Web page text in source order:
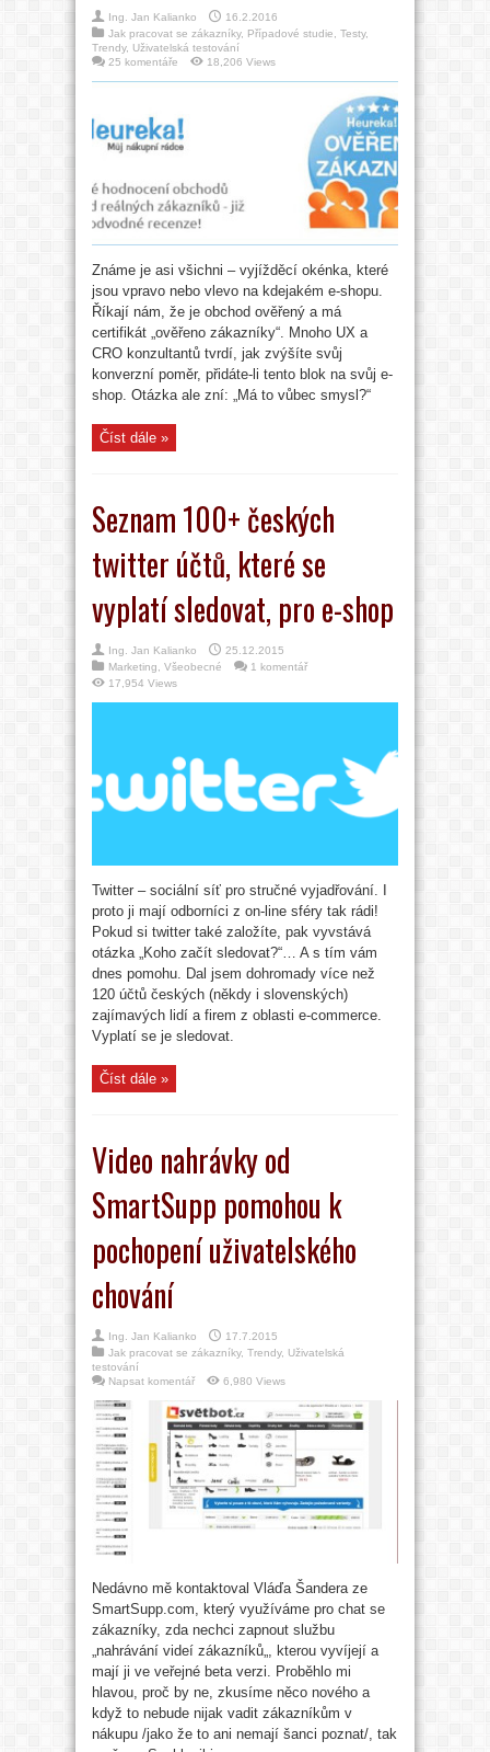
Ing. Jan Kalianko
16.2.2016
Jak pracovat se zákazníky, Případové studie, Testy,
Trendy, Uživatelská testování
25 komentáře
18,206 Views
Známe je asi všichni – vyjížděcí okénka, které
jsou vpravo nebo vlevo na kdejakém e-shopu.
Říkají nám, že je obchod ověřený a má
certifikát „ověřeno zákazníky“. Mnoho UX a
CRO konzultantů tvrdí, jak zvýšíte svůj
konverzní poměr, přidáte-li tento blok na svůj e-
shop. Otázka ale zní: „Má to vůbec smysl?“
Číst dále »
Seznam 100+ českých
twitter účtů, které se
vyplatí sledovat, pro e-shop
Ing. Jan Kalianko
25.12.2015
Marketing
Všeobecné
1 komentář
17,954 Views
Twitter – sociální síť pro stručné vyjadřování. I
proto ji mají odborníci z on-line sféry tak rádi!
Pokud si twitter také založíte, pak vyvstává
otázka „Koho začít sledovat?“… A s tím vám
dnes pomohu. Dal jsem dohromady více než
120 účtů českých (někdy i slovenských)
zajímavých lidí a firem z oblasti e-commerce.
Vyplatí se je sledovat.
Číst dále »
Video nahrávky od
SmartSupp pomohou k
pochopení uživatelského
chování
Ing. Jan Kalianko
17.7.2015
Jak pracovat se zákazníky, Trendy, Uživatelská
testování
Napsat komentář
6,980 Views
Nedávno mě kontaktoval Vláďa Šandera ze
SmartSupp.com, který využíváme pro chat se
zákazníky, zda nechci zapnout službu
„nahrávání videí zákazníků„, kterou vyvíjejí a
mají ji ve veřejné beta verzi. Proběhlo mi
hlavou, proč by ne, zkusíme něco nového a
když to nebude nijak vadit zákazníkům v
nákupu /jako že to ani nemají šanci poznat/, tak